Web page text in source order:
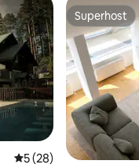
Gemiddelde
5 (28)
Superhost
Superhost